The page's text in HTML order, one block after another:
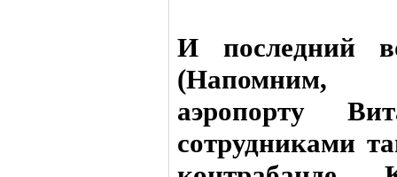
И последний
(Напомним,
аэропорту
сотрудниками